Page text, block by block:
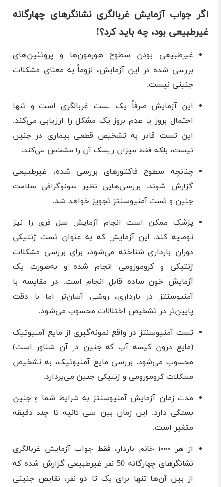
اگر جواب آزمایش غربالگری نشانگرهای چهارگانه
غیرطبیعی بود، چه باید کرد؟!
غیرطبیعی بودن سطوح هورمون‌ها و پروتئین‌های
بررسی شده در این آزمایش، لزوماً به معنای مشکلات
جنینی نیست.
این آزمایش صرفاً یک تست غربالگری است و تنها
احتمال بروز یا عدم بروز یک مشکل را ارزیابی می‌کند.
این تست قادر به تشخیص قطعی بیماری در جنین
نیست، بلکه فقط میزان ریسک آن را مشخص می‌کند.
چنانچه سطوح فاکتورهای بررسی شده، غیرطبیعی
گزارش شوند، بررسی‌هایی نظیر سونوگرافی سلامت
جنین و تست آمنیوسنتز تجویز خواهد شد.
پزشک ممکن است انجام آزمایش سل فری را نیز
توصیه کند. این آزمایش که به عنوان تست ژنتیکی
دوران بارداری شناخته می‌شود، برای بررسی مشکلات
ژنتیکی و کروموزومی انجام شده و به‌صورت یک
آزمایش خون ساده قابل انجام است. در مقایسه با
آمنیوسنتز در بارداری، روشی آسان‌تر اما با دقت
پایین‌تر در تشخیص اختلالات محسوب می‌شود.
تست آمنیوسنتز در واقع نمونه‌گیری از مایع آمنیوتیک
(مایع درون کیسه آب که جنین در آن شناور است)
محسوب می‌شود. بررسی مایع آمنیوتیک، به تشخیص
مشکلات کروموزومی و ژنتیکی جنین می‌پردازد.
مدت زمان آزمایش آمنیوسنتز به شرایط شما و جنین
بستگی دارد. این زمان بین سی ثانیه تا چند دقیقه
متغیر است.
از هر ۱۰۰۰ خانم باردار، فقط جواب آزمایش غربالگری
نشانگرهای چهارگانه 50 نفر غیرطبیعی گزارش شده که
از بین آن‌ها تنها برای یک تا دو نفر، نقایص جنینی